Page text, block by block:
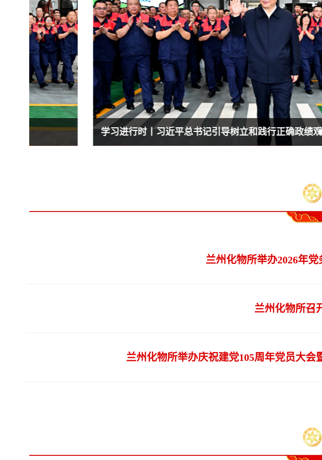
学习进行时丨习近平总书记引导树立和践行正确政绩观的故事
兰州化物所举办2026年
兰州化物所召
兰州化物所举办庆祝建党105周年党员大